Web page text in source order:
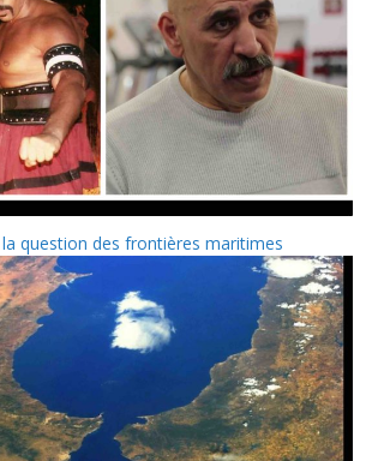
question des frontières maritimes